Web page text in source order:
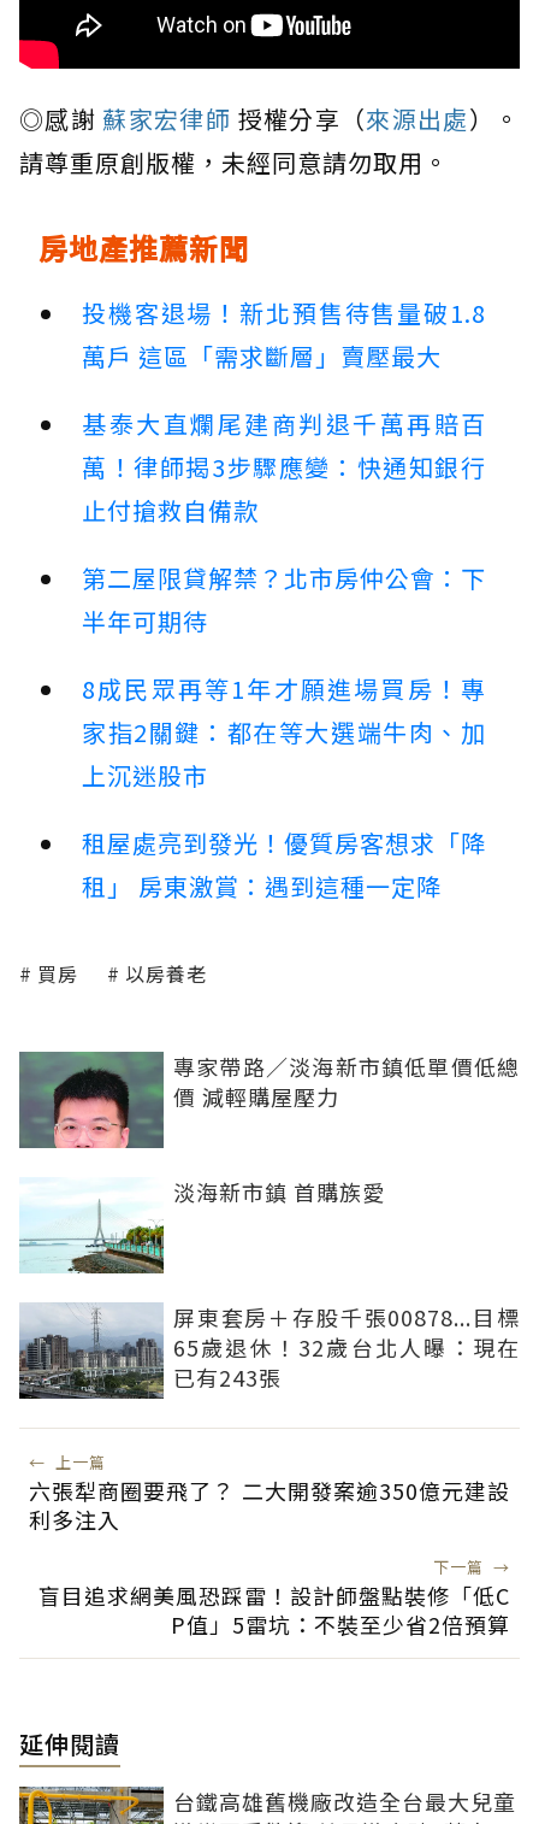
◎感謝 蘇家宏律師 授權分享（來源出處）。
請尊重原創版權，未經同意請勿取用。
房地產推薦新聞
投機客退場！新北預售待售量破1.8
萬戶 這區「需求斷層」賣壓最大
基泰大直爛尾建商判退千萬再賠百
萬！律師揭3步驟應變：快通知銀行
止付搶救自備款
第二屋限貸解禁？北市房仲公會：下
半年可期待
8成民眾再等1年才願進場買房！專
家指2關鍵：都在等大選端牛肉、加
上沉迷股市
租屋處亮到發光！優質房客想求「降
租」 房東激賞：遇到這種一定降
買房 以房養老
專家帶路／淡海新市鎮低單價低總
價 減輕購屋壓力
淡海新市鎮 首購族愛
屏東套房＋存股千張00878...目標
65歲退休！32歲台北人曝：現在
已有243張
← 上一篇
六張犁商圈要飛了？ 二大開發案逾350億元建設
利多注入
下一篇 →
盲目追求網美風恐踩雷！設計師盤點裝修「低C
P值」5雷坑：不裝至少省2倍預算
延伸閱讀
台鐵高雄舊機廠改造全台最大兒童